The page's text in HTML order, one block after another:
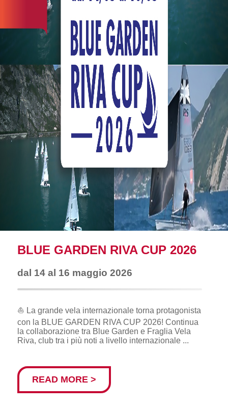
BLUE GARDEN RIVA CUP 2026
dal 14 al 16 maggio 2026
⛵️ La grande vela internazionale torna protagonista
con la BLUE GARDEN RIVA CUP 2026! Continua
la collaborazione tra Blue Garden e Fraglia Vela
Riva, club tra i più noti a livello internazionale ...
READ MORE >